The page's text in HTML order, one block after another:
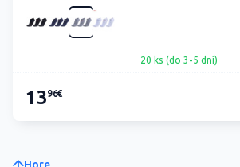
20 ks (do 3-5 dní)
1396€